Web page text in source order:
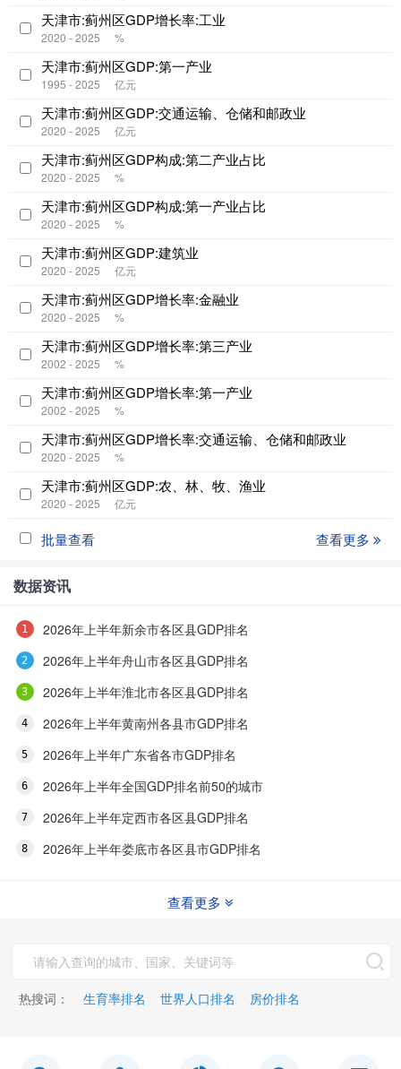
天津市:蓟州区GDP增长率:工业
2020 - 2025 %
天津市:蓟州区GDP:第一产业
1995 - 2025 亿元
天津市:蓟州区GDP:交通运输、仓储和邮政业
2020 - 2025 亿元
天津市:蓟州区GDP构成:第二产业占比
2020 - 2025 %
天津市:蓟州区GDP构成:第一产业占比
2020 - 2025 %
天津市:蓟州区GDP:建筑业
2020 - 2025 亿元
天津市:蓟州区GDP增长率:金融业
2020 - 2025 %
天津市:蓟州区GDP增长率:第三产业
2002 - 2025 %
天津市:蓟州区GDP增长率:第一产业
2002 - 2025 %
天津市:蓟州区GDP增长率:交通运输、仓储和邮政业
2020 - 2025 %
天津市:蓟州区GDP:农、林、牧、渔业
2020 - 2025 亿元
批量查看 查看更多
数据资讯
2026年上半年新余市各区县GDP排名
2026年上半年舟山市各区县GDP排名
2026年上半年淮北市各区县GDP排名
2026年上半年黄南州各县市GDP排名
2026年上半年广东省各市GDP排名
2026年上半年全国GDP排名前50的城市
2026年上半年定西市各区县GDP排名
2026年上半年娄底市各区县市GDP排名
查看更多
热搜词： 生育率排名 世界人口排名 房价排名